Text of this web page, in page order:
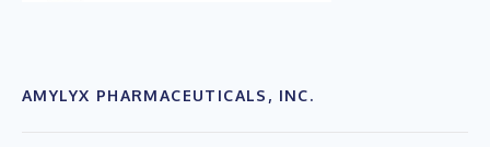
AMYLYX PHARMACEUTICALS, INC.